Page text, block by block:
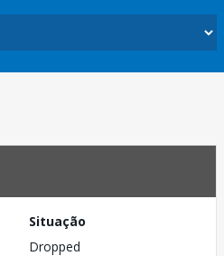
Situação
Dropped